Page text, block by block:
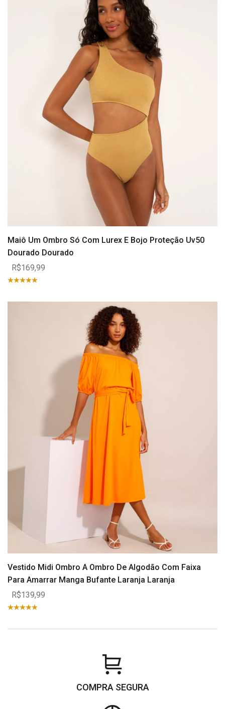
Maiô Um Ombro Só Com Lurex E Bojo Proteção Uv50
Dourado Dourado
R$169,99
Vestido Midi Ombro A Ombro De Algodão Com Faixa
Para Amarrar Manga Bufante Laranja Laranja
R$139,99
COMPRA SEGURA